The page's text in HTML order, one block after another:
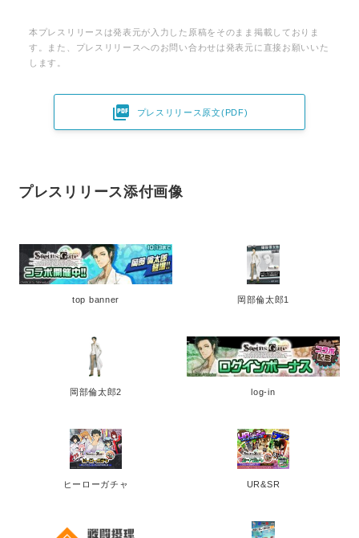
本プレスリリースは発表元が入力した原稿をそのまま掲載しておりま
す。また、プレスリリースへのお問い合わせは発表元に直接お願いいた
します。
 プレスリリース原文(PDF)
プレスリリース添付画像
top banner 岡部倫太郎1
岡部倫太郎2 log-in
ヒーローガチャ UR&SR